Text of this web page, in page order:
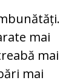
mai
mai
mai